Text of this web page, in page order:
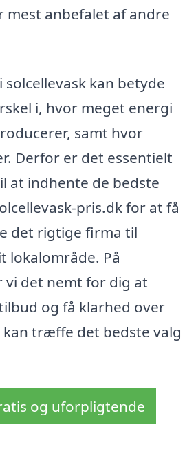
mest anbefalet af andre
solcellevask kan betyde
i, hvor meget energi
samt hvor
Derfor er det essentielt
at indhente de bedste
pris.dk for at få
det rigtige firma til
lokalområde. På
det nemt for dig at
og få klarhed over
kan træffe det bedste valg
og uforpligtende